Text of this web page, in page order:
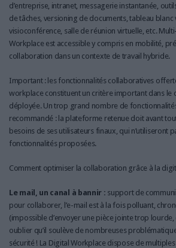
d’entreprise, intranet, messagerie instantanée,
de tâches, versioning de documents, tableau blanc
visioconférence, salle de réunion virtuelle, etc.
Workplace est accessible y compris en mobilité,
collaboration dans un contexte de travail hybride.
Important : les fonctionnalités collaboratives
workplace constituent un critère important dans le
déployée. Un trop grand nombre de
recommandé : la plateforme retenue doit avant
besoins de ses utilisateurs finaux, qui n’utiliseront
fonctionnalités proposées.
Comment optimiser la collaboration grâce à la
Le mail, un canal à bannir : support de
pour collaborer, l’e-mail est à la fois polluant,
(impossible d’envoyer une pièce jointe trop lourde,
oublier qu’il soulève de nombreuses
sécurité ! La Digital Workplace dispose de